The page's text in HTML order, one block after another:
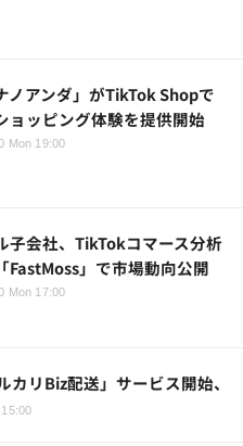
ノアンダ」がTikTok Shopで
ョッピング体験を提供開始
Mon 19:00
子会社、TikTokコマース分析
FastMoss」で市場動向公開
Mon 17:00
リBiz配送」サービス開始、